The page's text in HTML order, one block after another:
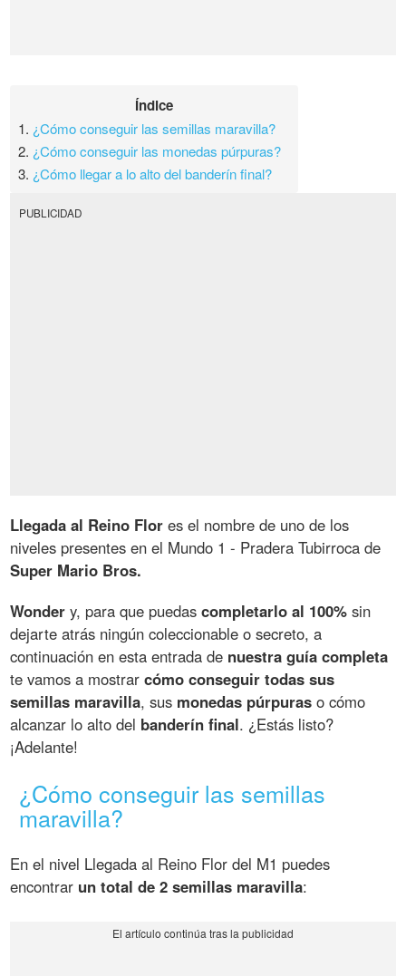
Índice
1. ¿Cómo conseguir las semillas maravilla?
2. ¿Cómo conseguir las monedas púrpuras?
3. ¿Cómo llegar a lo alto del banderín final?
PUBLICIDAD
Llegada al Reino Flor es el nombre de uno de los
niveles presentes en el Mundo 1 - Pradera Tubirroca de
Super Mario Bros.
Wonder y, para que puedascompletarlo al 100% sin
dejarte atrás ningún coleccionable o secreto, a
continuación en esta entrada de nuestra guía completa
te vamos a mostrarcómo conseguir todas sus
semillas maravilla, sus monedas púrpuras o cómo
alcanzar lo alto del banderín final. ¿Estás listo?
¡Adelante!
¿Cómo conseguir las semillas
maravilla?
En el nivel Llegada al Reino Flor del M1 puedes
encontrar un total de 2 semillas maravilla: